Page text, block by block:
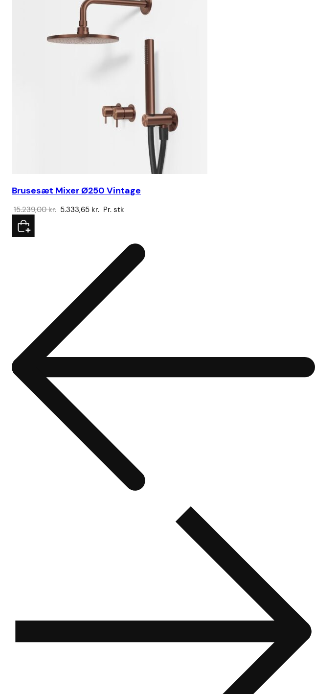
Brusesæt Mixer Ø250 Vintage
15.239,00kr. Den
5.333,65 kr. Den
5.333,65 kr..
Pr. stk